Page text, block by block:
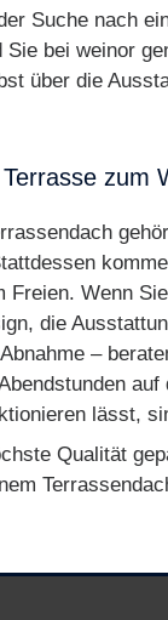
Suche nach
Sie bei weinor
über die
zum
Freien. Wenn
die
–
lässt,
Qualität